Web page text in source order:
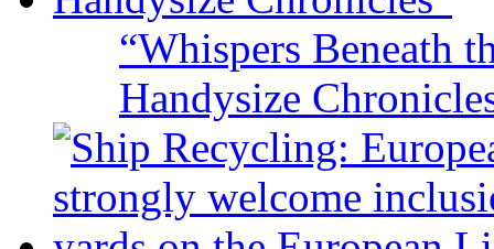
“Whispers Beneath
Handysize